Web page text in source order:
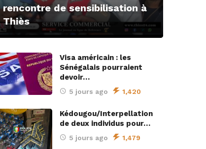
rencontre de sensibilisation à
Thiès
Visa américain : les
Sénégalais pourraient
devoir…
5 jours ago 1,420
Kédougou/Interpellation
de deux individus pour…
5 jours ago 1,479